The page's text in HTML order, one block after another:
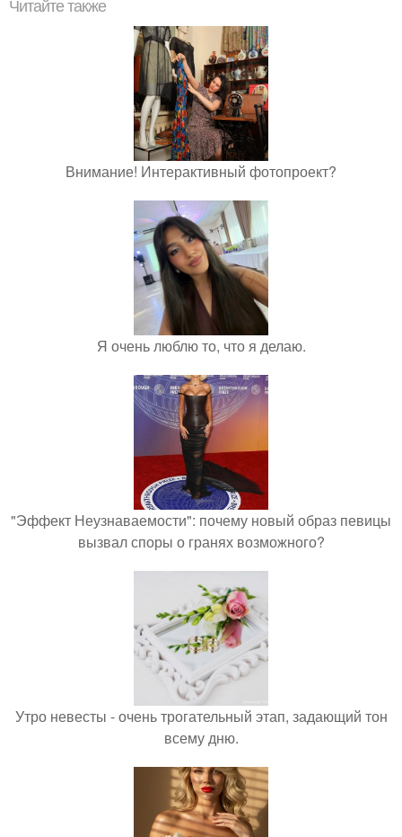
Читайте также
Внимание! Интерактивный фотопроект?
Я очень люблю то, что я делаю.
"Эффект Неузнаваемости": почему новый образ певицы
вызвал споры о гранях возможного?
Утро невесты - очень трогательный этап, задающий тон
всему дню.